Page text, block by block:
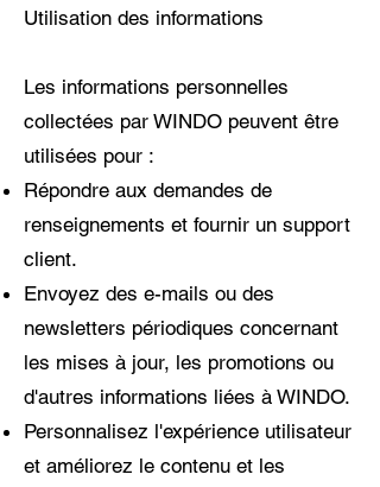
Utilisation des informations
Les informations personnelles
collectées par WINDO peuvent être
utilisées pour :
Répondre aux demandes de
renseignements et fournir un support
client.
Envoyez des e-mails ou des
newsletters périodiques concernant
les mises à jour, les promotions ou
d'autres informations liées à WINDO.
Personnalisez l'expérience utilisateur
et améliorez le contenu et les